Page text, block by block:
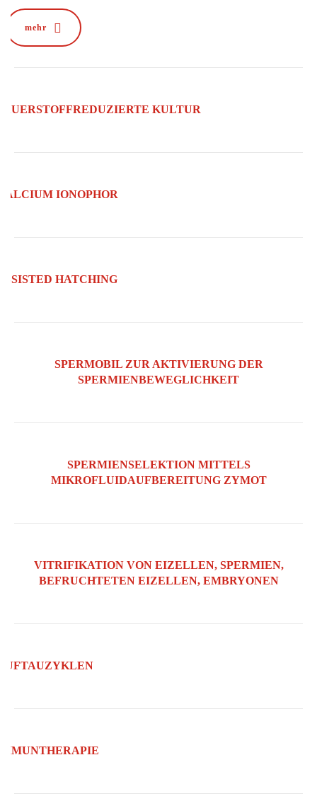
mehr
KULTUR
IONOPHOR
HATCHING
SPERMOBIL ZUR AKTIVIERUNG DER
SPERMIENBEWEGLICHKEIT
SPERMIENSELEKTION MITTELS
MIKROFLUIDAUFBEREITUNG ZYMOT
VITRIFIKATION VON EIZELLEN, SPERMIEN,
BEFRUCHTETEN EIZELLEN, EMBRYONEN